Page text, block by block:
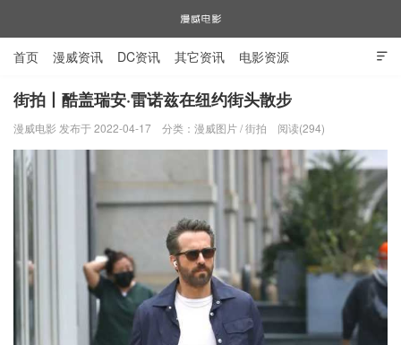
漫威电影

首页 漫威资讯 DC资讯 其它资讯 电影资源
电视剧资源 漫威图片
街拍丨酷盖瑞安·雷诺兹在纽约街头散步
漫威电影 发布于 2022-04-17 分类： 漫威图片/街拍 阅读(294)